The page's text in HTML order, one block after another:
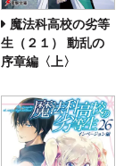
魔法科高校の劣等
生（２１） 動乱の
序章編〈上〉